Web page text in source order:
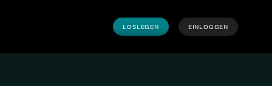
LOSLEGEN EINLOGGEN